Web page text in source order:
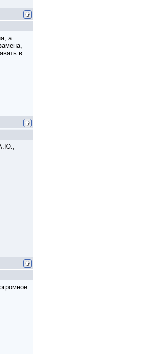
а
в
А.Ю.,